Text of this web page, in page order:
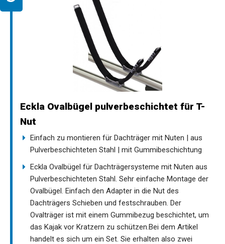
Eckla Ovalbügel pulverbeschichtet für T-
Nut
Einfach zu montieren für Dachträger mit Nuten | aus
Pulverbeschichteten Stahl | mit Gummibeschichtung
Eckla Ovalbügel für Dachträgersysteme mit Nuten aus
Pulverbeschichteten Stahl. Sehr einfache Montage der
Ovalbügel. Einfach den Adapter in die Nut des
Dachträgers Schieben und festschrauben. Der
Ovalträger ist mit einem Gummibezug beschichtet, um
das Kajak vor Kratzern zu schützen.Bei dem Artikel
handelt es sich um ein Set. Sie erhalten also zwei